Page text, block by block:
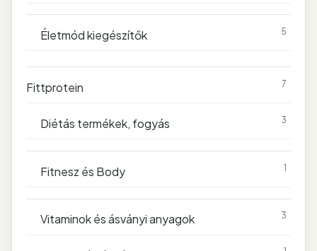
Életmód kiegészítők 5
Fittprotein 7
Diétás termékek, fogyás 3
Fitnesz és Body 1
Vitaminok és ásványi anyagok 3